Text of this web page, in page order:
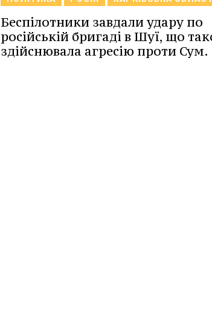
Беспілотники завдали удару по
російській бригаді в Шуї, що
здійснювала агресію проти Сум.